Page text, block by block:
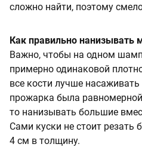
сложно найти, поэтому
Как правильно нанизывать
Важно, чтобы на одном
примерно одинаковой
все кости лучше
прожарка была
то нанизывать большие
Сами куски не стоит резать
4 см в толщину.